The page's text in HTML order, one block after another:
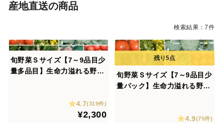
産地直送の商品
検索結果：7件
旬野菜Ｓサイズ【7～9品目少
量多品目】生命力溢れる野菜
4.7(319件)
¥2,300
旬野菜Ｓサイズ【7～9品目少
量パック】生命力溢れる野菜
4.9(75件)